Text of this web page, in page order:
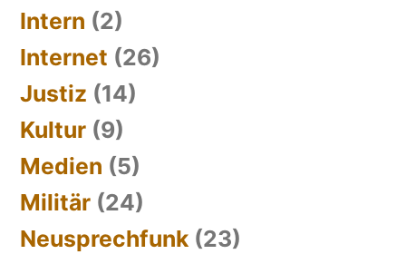
Intern (2)
Internet (26)
Justiz (14)
Kultur (9)
Medien (5)
Militär (24)
Neusprechfunk (23)